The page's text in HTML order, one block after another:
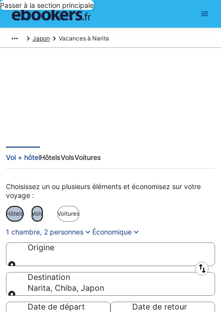
Passer à la section principale
Japon Vacances à Narita
Vol + hôtelHôtelsVolsVoitures
Choisissez un ou plusieurs éléments et économisez sur votre
voyage :
Hôtels Vols Voitures
1 chambre, 2 personnes Économique
Origine
Origine
Destination
Narita, Chiba, Japon
Destination
Date de départ
Date de retour